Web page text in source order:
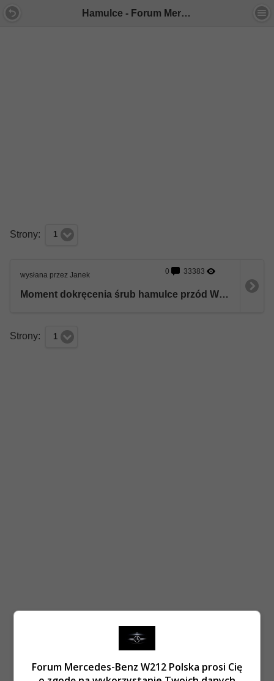
Hamulce - Forum Mercedes E-Klasa
Strony: 1
wysłana przez Janek 0 33383
Moment dokręcenia śrub hamulce przód W213
Strony: 1
Forum Mercedes-Benz W212 Polska prosi Cię